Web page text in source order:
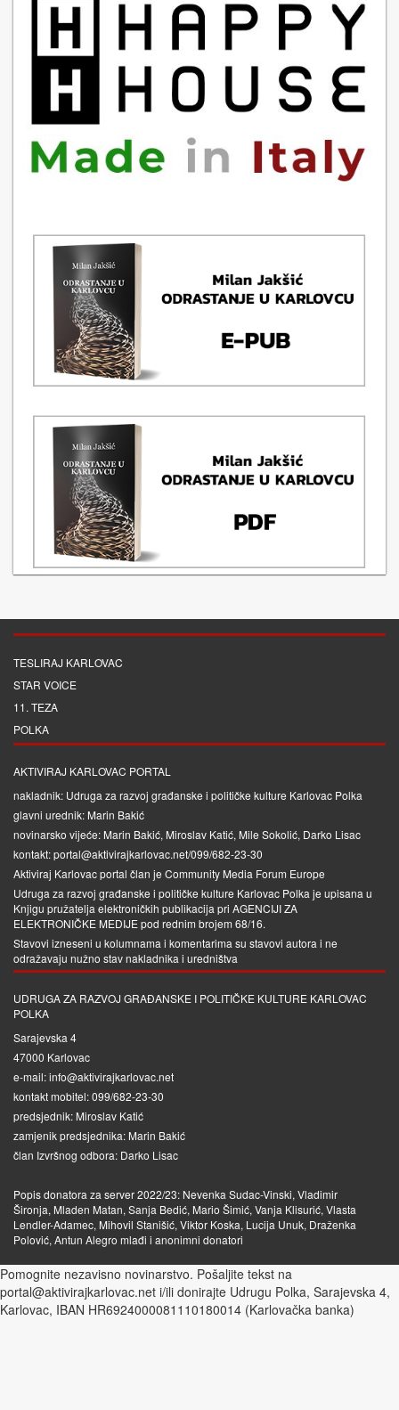
TESLIRAJ KARLOVAC
STAR VOICE
11. TEZA
POLKA
AKTIVIRAJ KARLOVAC PORTAL
nakladnik: Udruga za razvoj građanske i političke kulture Karlovac Polka
glavni urednik: Marin Bakić
novinarsko vijeće: Marin Bakić, Miroslav Katić, Mile Sokolić, Darko Lisac
kontakt: portal@aktivirajkarlovac.net/099/682-23-30
Aktiviraj Karlovac portal član je Community Media Forum Europe
Udruga za razvoj građanske i političke kulture Karlovac Polka je upisana u
Knjigu pružatelja elektroničkih publikacija pri AGENCIJI ZA
ELEKTRONIČKE MEDIJEpod rednim brojem 68/16.
Stavovi izneseni u kolumnama i komentarima su stavovi autora i ne
odražavaju nužno stav nakladnika i uredništva
UDRUGA ZA RAZVOJ GRAĐANSKE I POLITIČKE KULTURE KARLOVAC
POLKA
Sarajevska 4
47000 Karlovac
e-mail: info@aktivirajkarlovac.net
kontakt mobitel: 099/682-23-30
predsjednik: Miroslav Katić
zamjenik predsjednika: Marin Bakić
član Izvršnog odbora: Darko Lisac
Popis donatora za server 2022/23: Nevenka Sudac-Vinski, Vladimir
Šironja, Mladen Matan, Sanja Bedić, Mario Šimić, Vanja Klisurić, Vlasta
Lendler-Adamec, Mihovil Stanišić, Viktor Koska, Lucija Unuk, Draženka
Polović, Antun Alegro mlađi i anonimni donatori
Pomognite nezavisno novinarstvo. Pošaljite tekst na
portal@aktivirajkarlovac.net i/ili donirajte Udrugu Polka, Sarajevska 4,
Karlovac, IBAN HR6924000081110180014 (Karlovačka banka)